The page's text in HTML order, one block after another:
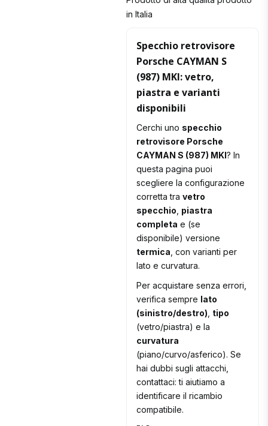
in Italia
Specchio retrovisore
Porsche CAYMAN S
(987) MKI: vetro,
piastra e varianti
disponibili
Cerchi uno specchio
retrovisore Porsche
CAYMAN S (987) MKI? In
questa pagina puoi
scegliere la configurazione
corretta travetro
specchio piastra
completa e (se
disponibile) versione
termica , con varianti per
lato e curvatura.
Per acquistare senza errori,
verifica sempre lato
(sinistro/destro) tipo
(vetro/piastra) e la
curvatura
(piano/curvo/asferico). Se
hai dubbi sugli attacchi,
contattaci: ti aiutiamo a
identificare il ricambio
compatibile.